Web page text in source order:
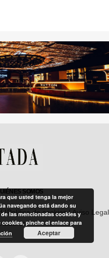
SOMOS
|Política de cookies|Aviso Legal
que usted tenga la mejor
navegando está dando su
las mencionadas cookies y
pinche el enlace para
Aceptar